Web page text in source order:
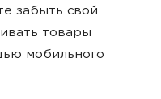
забыть свой
товары
мобильного